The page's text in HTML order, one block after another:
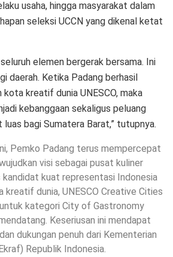
usaha, hingga masyarakat dalam
seleksi UCCN yang dikenal ketat
elemen bergerak bersama. Ini
daerah. Ketika Padang berhasil
kota kreatif dunia UNESCO, maka
kebanggaan sekaligus peluang
bagi Sumatera Barat,” tutupnya.
Pemko Padang terus mempercepat
visi sebagai pusat kuliner
kandidat kuat representasi Indonesia
kreatif dunia, UNESCO Creative Cities
kategori City of Gastronomy
Keseriusan ini mendapat
dukungan penuh dari Kementerian
Republik Indonesia.